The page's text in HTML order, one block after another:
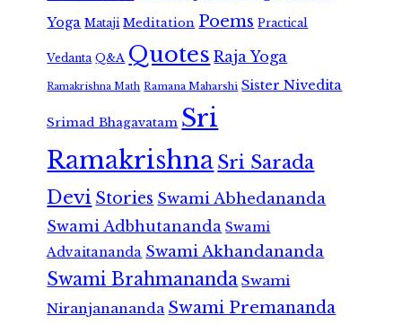
Yoga Mataji Meditation Poems Practical
Vedanta Q&A Quotes Raja Yoga
Ramakrishna Math Ramana Maharshi Sister Nivedita
Srimad Bhagavatam Sri
RamakrishnaSri Sarada
Devi Stories Swami Abhedananda
Swami Adbhutananda Swami
Advaitananda Swami Akhandananda
Swami Brahmananda Swami
Niranjanananda Swami Premananda